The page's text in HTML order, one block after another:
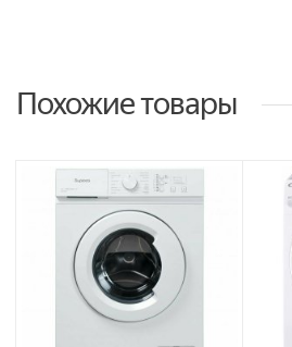
Похожие товары